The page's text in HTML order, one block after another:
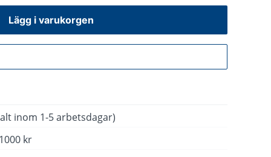
Lägg i varukorgen
inom 1-5 arbetsdagar)
kr